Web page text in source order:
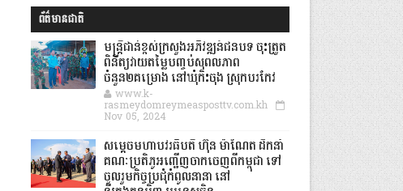
ព័ត៌មានជាតិ
មន្ត្រីជាន់ខ្ពស់ក្រសួងអភិវឌ្ឍន៍ជនបទ ចុះត្រួត
ពិនិត្យវាយតម្លៃបញ្ចប់សុពលភាព
ចំនួន២គម្រោង នៅឃុំកិះចុង ស្រុកបរកែវ
www.k-
rasmeydomreymeasposttv.com.kh
Nov 05, 2024
សម្តេចមហាបវរធិបតី ហ៊ុន ម៉ាណែត ដឹកនាំ
គណៈប្រតិភូអញ្ជើញចាកចេញពីកម្ពុជា ទៅ
ចូលរួមកិច្ចប្រជុំកំពូលនានា នៅ